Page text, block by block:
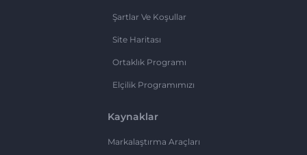
Şartlar Ve Koşullar
Site Haritası
Ortaklık Programı
Elçilik Programımızı
Kaynaklar
Markalaştırma Araçları